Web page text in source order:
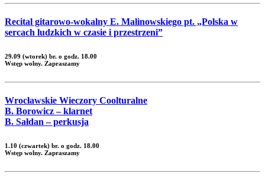
Recital gitarowo-wokalny E. Malinowskiego pt. „Polska w
sercach ludzkich w czasie i przestrzeni”
29.09 (wtorek) br. o godz. 18.00
Wstęp wolny. Zapraszamy
Wrocławskie Wieczory Coolturalne
B. Borowicz – klarnet
B. Sałdan – perkusja
1.10 (czwartek) br. o godz. 18.00
Wstęp wolny. Zapraszamy